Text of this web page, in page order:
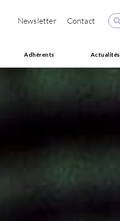
Newsletter Contact
Adhérents Actualités